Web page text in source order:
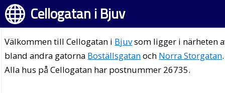
Cellogatan i Bjuv
Välkommen till Cellogatan i Bjuvsom ligger i närheten
bland andra gatorna Boställsgatanoch Norra Storgatan.
Alla hus på Cellogatan har postnummer 26735.